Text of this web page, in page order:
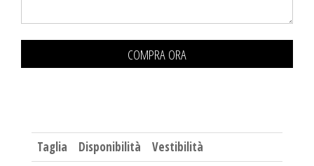
COMPRA ORA
Taglia Disponibilità
Vestibilità